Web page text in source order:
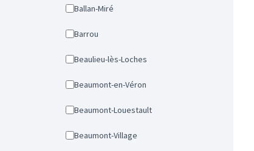
Ballan-Miré
Barrou
Beaulieu-lès-Loches
Beaumont-en-Véron
Beaumont-Louestault
Beaumont-Village